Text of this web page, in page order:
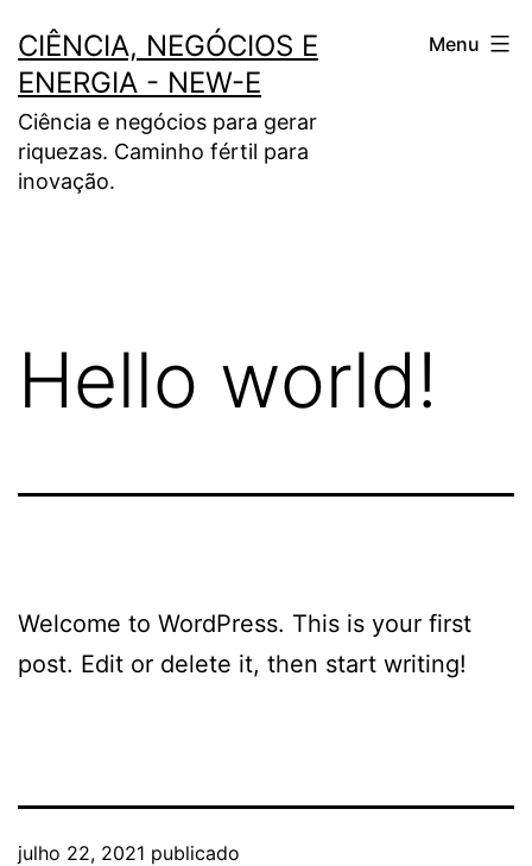
para
conteúdo
CIÊNCIA, NEGÓCIOS E
ENERGIA - NEW-E
Ciência e negócios para gerar
riquezas. Caminho fértil para
inovação.
Menu
Hello world!
Welcome to WordPress. This is your first
post. Edit or delete it, then start writing!
julho 22, 2021 publicado